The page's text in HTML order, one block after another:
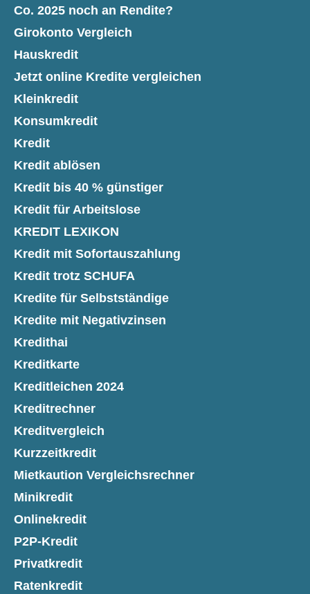
Co. 2025 noch an Rendite?
Girokonto Vergleich
Hauskredit
Jetzt online Kredite vergleichen
Kleinkredit
Konsumkredit
Kredit
Kredit ablösen
Kredit bis 40 % günstiger
Kredit für Arbeitslose
KREDIT LEXIKON
Kredit mit Sofortauszahlung
Kredit trotz SCHUFA
Kredite für Selbstständige
Kredite mit Negativzinsen
Kredithai
Kreditkarte
Kreditleichen 2024
Kreditrechner
Kreditvergleich
Kurzzeitkredit
Mietkaution Vergleichsrechner
Minikredit
Onlinekredit
P2P-Kredit
Privatkredit
Ratenkredit